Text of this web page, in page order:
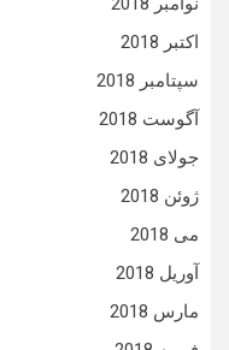
اکتبر 2018
سپتامبر 2018
آگوست 2018
جولای 2018
ژوئن 2018
می 2018
آوریل 2018
مارس 2018